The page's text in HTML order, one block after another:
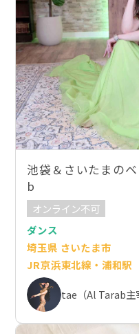
池袋＆さいたまの
b
オンライン不可
ダンス
埼玉県 さいたま市
JR京浜東北線・浦和駅
tae（Al Tarab主